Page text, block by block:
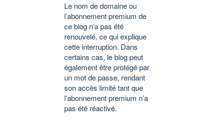
Le nom de domaine ou
l’abonnement premium de
ce blog n’a pas été
renouvelé, ce qui explique
cette interruption. Dans
certains cas, le blog peut
également être protégé par
un mot de passe, rendant
son accès limité tant que
l’abonnement premium n’a
pas été réactivé.